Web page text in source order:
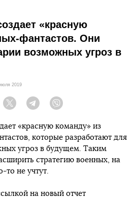
«красную
фантастов. Они
возможных угроз в
2019
Twitter Telegram
«красную команду» из
которые разработают для
угроз в будущем. Таким
стратегию военных, на
то не учтут.
на новый отчет